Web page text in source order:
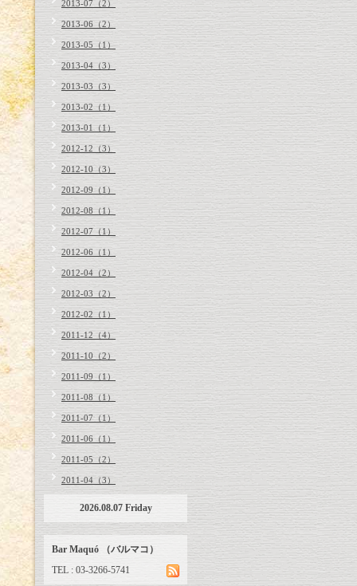
2013-07（2）
2013-06（2）
2013-05（1）
2013-04（3）
2013-03（3）
2013-02（1）
2013-01（1）
2012-12（3）
2012-10（3）
2012-09（1）
2012-08（1）
2012-07（1）
2012-06（1）
2012-04（2）
2012-03（2）
2012-02（1）
2011-12（4）
2011-10（2）
2011-09（1）
2011-08（1）
2011-07（1）
2011-06（1）
2011-05（2）
2011-04（3）
2026.08.07 Friday
Bar Maquó （バルマコ）
TEL : 03-3266-5741